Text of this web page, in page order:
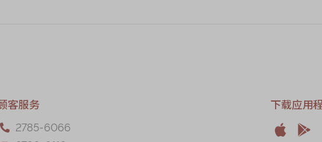
客服务
 2785-6066
下载应用

